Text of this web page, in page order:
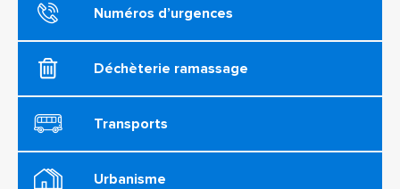
Numéros d’urgences
Déchèterie ramassage
Transports
Urbanisme